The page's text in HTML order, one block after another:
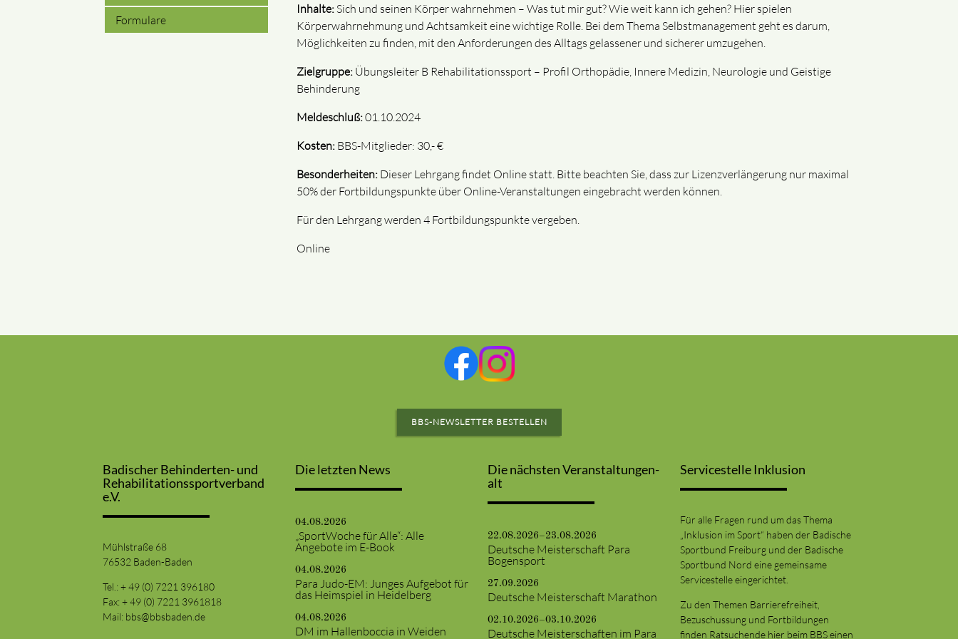
Inhalte:Sich und seinen Körper wahrnehmen – Was tut mir gut? Wie weit kann ich gehen? Hier spielen
Körperwahrnehmung und Achtsamkeit eine wichtige Rolle. Bei dem Thema Selbstmanagement geht es darum,
Möglichkeiten zu finden, mit den Anforderungen des Alltags gelassener und sicherer umzugehen.
Zielgruppe:Übungsleiter B Rehabilitationssport – Profil Orthopädie, Innere Medizin, Neurologie und Geistige
Behinderung
Meldeschluß:01.10.2024
Kosten:BBS-Mitglieder: 30,- €
Besonderheiten:Dieser Lehrgang findet Online statt. Bitte beachten Sie, dass zur Lizenzverlängerung nur maximal
50% der Fortbildungspunkte über Online-Veranstaltungen eingebracht werden können.
Für den Lehrgang werden 4 Fortbildungspunkte vergeben.
Online
Formulare
BBS-NEWSLETTER BESTELLEN
Badischer Behinderten- und
Rehabilitationssportverband
e.V.
Mühlstraße 68
76532 Baden-Baden
Tel.: + 49 (0) 7221 396180
Fax: + 49 (0) 7221 3961818
Mail: bbs@bbsbaden.de
Die letzten News
04.08.2026
„SportWoche für Alle“: Alle
Angebote im E-Book
04.08.2026
Para Judo-EM: Junges Aufgebot für
das Heimspiel in Heidelberg
04.08.2026
DM im Hallenboccia in Weiden
Die nächsten Veranstaltungen-
alt
22.08.2026–23.08.2026
Deutsche Meisterschaft Para
Bogensport
27.09.2026
Deutsche Meisterschaft Marathon
02.10.2026–03.10.2026
Deutsche Meisterschaften im Para
Servicestelle Inklusion
Für alle Fragen rund um das Thema
„Inklusion im Sport“ haben der Badische
Sportbund Freiburg und der Badische
Sportbund Nord eine gemeinsame
Servicestelle eingerichtet.
Zu den Themen Barrierefreiheit,
Bezuschussung und Fortbildungen
finden Ratsuchende hier beim BBS einen